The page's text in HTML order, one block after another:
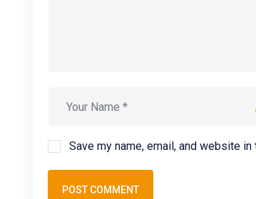
Save my name, email, and website
POST COMMENT